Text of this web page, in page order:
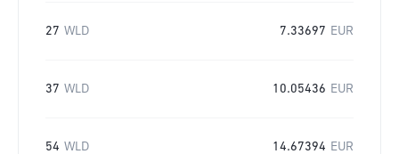
27 WLD 7.33697 EUR
37 WLD 10.05436 EUR
54 WLD 14.67394 EUR